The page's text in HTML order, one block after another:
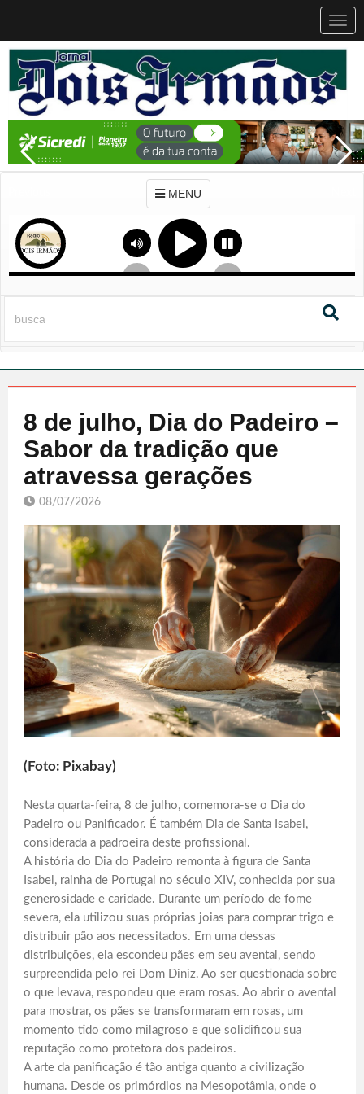
MENU
8 de julho, Dia do Padeiro –
Sabor da tradição que
atravessa gerações
08/07/2026
(Foto: Pixabay)
Nesta quarta-feira, 8 de julho, comemora-se o Dia do
Padeiro ou Panificador. É também Dia de Santa Isabel,
considerada a padroeira deste profissional.
A história do Dia do Padeiro remonta à figura de Santa
Isabel, rainha de Portugal no século XIV, conhecida por sua
generosidade e caridade. Durante um período de fome
severa, ela utilizou suas próprias joias para comprar trigo e
distribuir pão aos necessitados. Em uma dessas
distribuições, ela escondeu pães em seu avental, sendo
surpreendida pelo rei Dom Diniz. Ao ser questionada sobre
o que levava, respondeu que eram rosas. Ao abrir o avental
para mostrar, os pães se transformaram em rosas, um
momento tido como milagroso e que solidificou sua
reputação como protetora dos padeiros.
A arte da panificação é tão antiga quanto a civilização
humana. Desde os primórdios na Mesopotâmia, onde o